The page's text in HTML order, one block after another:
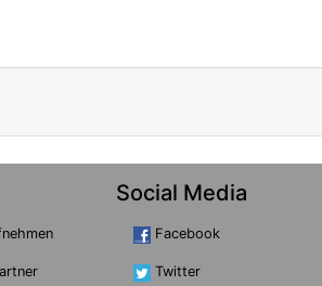
Social Media
Facebook
Twitter